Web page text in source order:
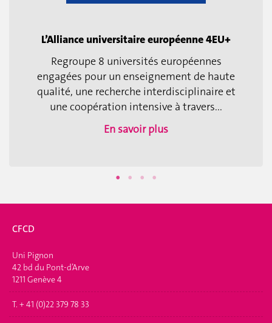
L’Alliance universitaire européenne 4EU+
Regroupe 8 universités européennes
engagées pour un enseignement de haute
qualité, une recherche interdisciplinaire et
une coopération intensive à travers...
En savoir plus
CFCD
Uni Pignon
42 bd du Pont-d’Arve
1211 Genève 4
T. + 41 (0)22 379 78 33